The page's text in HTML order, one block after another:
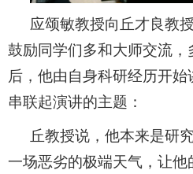
应颂敏教授向丘才良教
鼓励同学们多和大师交流
后， 他由自身科研经历开始
串联起演讲的主题：
丘教授说，他本来是研
一场恶劣的极端天气，让他